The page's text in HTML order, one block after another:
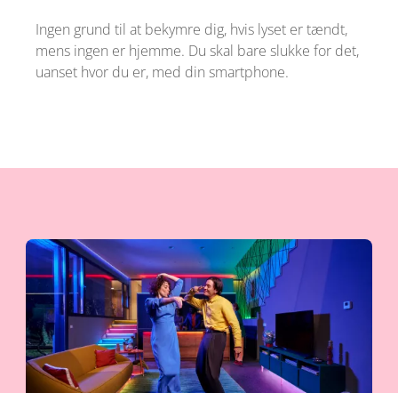
Ingen grund til at bekymre dig, hvis lyset er tændt,
mens ingen er hjemme. Du skal bare slukke for det,
uanset hvor du er, med din smartphone.